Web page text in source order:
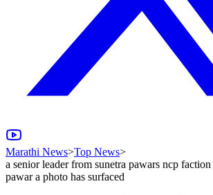
Marathi News>Top News>
a senior leader from sunetra pawars ncp
pawar a photo has surfaced